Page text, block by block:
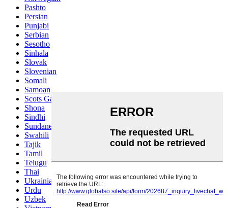
Pashto
Persian
Punjabi
Serbian
Sesotho
Sinhala
Slovak
Slovenian
Somali
Samoan
Scots Gaelic
Shona
Sindhi
Sundanese
Swahili
Tajik
Tamil
Telugu
Thai
Ukrainian
Urdu
Uzbek